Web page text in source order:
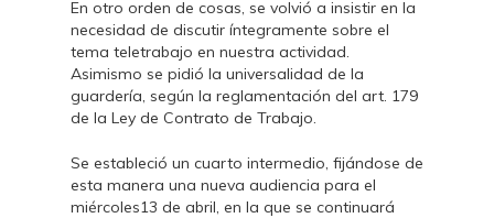
En otro orden de cosas, se volvió a insistir en la
necesidad de discutir íntegramente sobre el
tema teletrabajo en nuestra actividad.
Asimismo se pidió la universalidad de la
guardería, según la reglamentación del art. 179
de la Ley de Contrato de Trabajo.
Se estableció un cuarto intermedio, fijándose de
esta manera una nueva audiencia para el
miércoles13 de abril, en la que se continuará